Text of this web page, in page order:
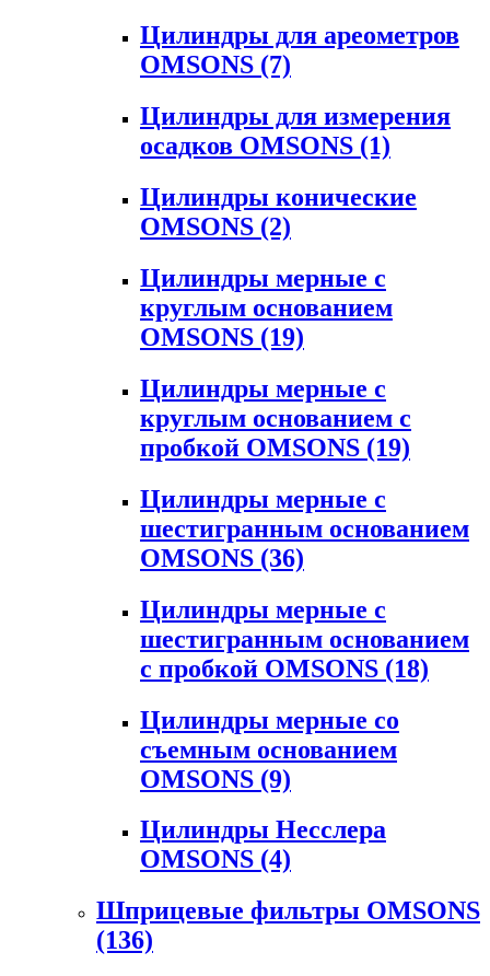
Цилиндры для ареометров
OMSONS (7)
Цилиндры для измерения
осадков OMSONS (1)
Цилиндры конические
OMSONS (2)
Цилиндры мерные с
круглым основанием
OMSONS (19)
Цилиндры мерные с
круглым основанием с
пробкой OMSONS (19)
Цилиндры мерные с
шестигранным основанием
OMSONS (36)
Цилиндры мерные с
шестигранным основанием
с пробкой OMSONS (18)
Цилиндры мерные со
съемным основанием
OMSONS (9)
Цилиндры Несслера
OMSONS (4)
Шприцевые фильтры OMSONS
(136)